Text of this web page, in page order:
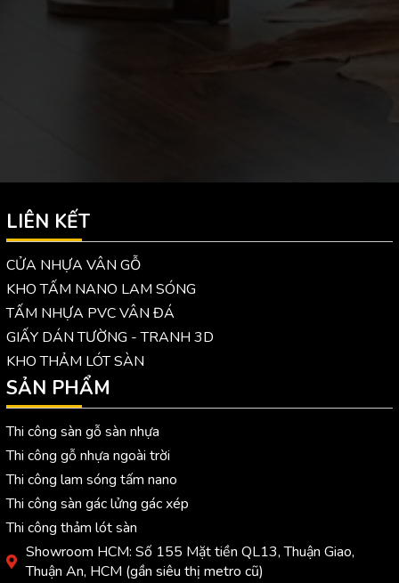
LIÊN KẾT
CỬA NHỰA VÂN GỖ
KHO TẤM NANO LAM SÓNG
TẤM NHỰA PVC VÂN ĐÁ
GIẤY DÁN TƯỜNG - TRANH 3D
KHO THẢM LÓT SÀN
SẢN PHẨM
Thi công sàn gỗ sàn nhựa
Thi công gỗ nhựa ngoài trời
Thi công lam sóng tấm nano
Thi công sàn gác lửng gác xép
Thi công thảm lót sàn
Showroom HCM: Số 155 Mặt tiền QL13, Thuận Giao,
Thuận An, HCM (gần siêu thị metro cũ)